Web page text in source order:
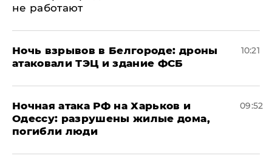
не работают
​Ночь взрывов в Белгороде: дроны
атаковали ТЭЦ и здание ФСБ
10:21
​Ночная атака РФ на Харьков и
Одессу: разрушены жилые дома,
погибли люди
09:52